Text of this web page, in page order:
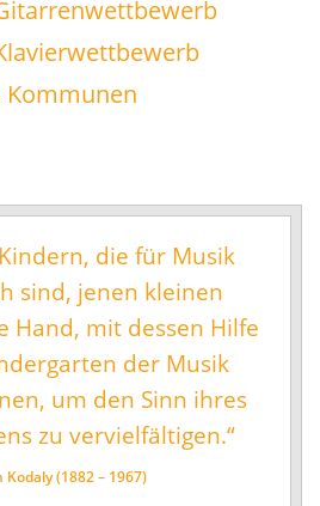
Früherziehung
für Menschen mit Handicap
Vokalausbildung
Kommunen
die für Musik
sind, jenen kleinen
Hand, mit dessen Hilfe
der Musik
um den Sinn ihres
zu vervielfältigen.“
Kodaly (1882 – 1967)